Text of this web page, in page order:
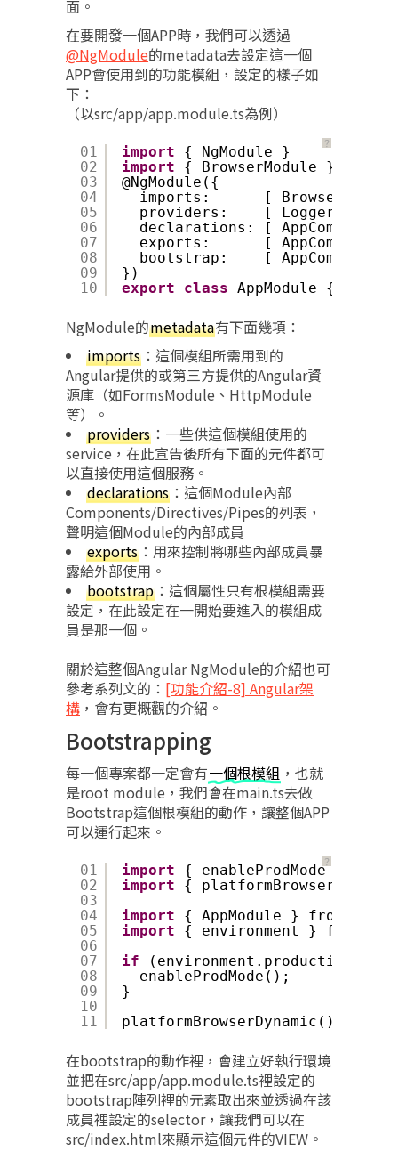
面。
在要開發一個APP時，我們可以透過
@NgModule的metadata去設定這一個
APP會使用到的功能模組，設定的樣子如
下：
（以src/app/app.module.ts為例）
？
01
02
03
04
05
06
07
08
09
10
import { NgModule }      from
import
{ BrowserModule } from
@NgModule({
imports:      [
providers:    [ Logger ],
declarations: [
exports:      [
bootstrap:    [
})
export
class AppModule { }
NgModule的metadata有下面幾項：
imports ：這個模組所需用到的
Angular提供的或第三方提供的Angular資
源庫（如FormsModule、HttpModule
等）。
providers ：一些供這個模組使用的
service，在此宣告後所有下面的元件都可
以直接使用這個服務。
declarations ：這個Module內部
Components/Directives/Pipes的列表，
聲明這個Module的內部成員
exports ：用來控制將哪些內部成員暴
露給外部使用。
bootstrap ：這個屬性只有根模組需要
設定，在此設定在一開始要進入的模組成
員是那一個。
關於這整個Angular NgModule的介紹也可
參考系列文的： [功能介紹-8] Angular架
構 ，會有更概觀的介紹。
Bootstrapping
每一個專案都一定會有一個根模組 ，也就
是root module，我們會在main.ts去做
Bootstrap這個根模組的動作，讓整個APP
可以運行起來。
？
01
02
03
04
05
06
07
08
09
10
11
import { enableProdMode } from
import
{
import
{ AppModule } from
import
{ environment } from
if
(environment.production) {
enableProdMode();
}
在bootstrap的動作裡，會建立好執行環境
並把在src/app/app.module.ts裡設定的
bootstrap陣列裡的元素取出來並透過在該
成員裡設定的selector，讓我們可以在
src/index.html來顯示這個元件的VIEW。